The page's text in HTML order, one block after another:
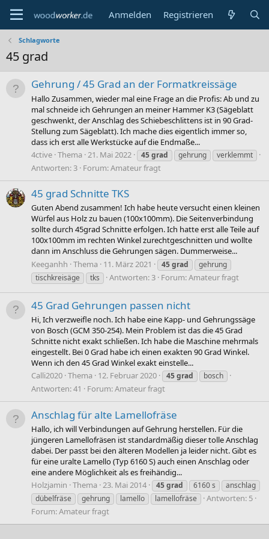
Anmelden Registrieren
Schlagworte
45 grad
Gehrung / 45 Grad an der Formatkreissäge
Hallo Zusammen, wieder mal eine Frage an die Profis: Ab und zu
mal schneide ich Gehrungen an meiner Hammer K3 (Sägeblatt
geschwenkt, der Anschlag des Schiebeschlittens ist in 90 Grad-
Stellung zum Sägeblatt). Ich mache dies eigentlich immer so,
dass ich erst alle Werkstücke auf die Endmaße...
4ctive Thema 21. Mai 2022 45grad gehrung verklemmt
Antworten: 3 Forum:Amateur fragt
45 grad Schnitte TKS
Guten Abend zusammen! Ich habe heute versucht einen kleinen
Würfel aus Holz zu bauen (100x100mm). Die Seitenverbindung
sollte durch 45grad Schnitte erfolgen. Ich hatte erst alle Teile auf
100x100mm im rechten Winkel zurechtgeschnitten und wollte
dann im Anschluss die Gehrungen sägen. Dummerweise...
Keeganhh Thema 11. März 2021 45grad
gehrung
tischkreisäge
tks Antworten: 3 Forum:Amateur fragt
45 Grad Gehrungen passen nicht
Hi, Ich verzweifle noch. Ich habe eine Kapp- und Gehrungssäge
von Bosch (GCM 350-254). Mein Problem ist das die 45 Grad
Schnitte nicht exakt schließen. Ich habe die Maschine mehrmals
eingestellt. Bei 0 Grad habe ich einen exakten 90 Grad Winkel.
Wenn ich den 45 Grad Winkel exakt einstelle...
Calli2020 Thema 12. Februar 2020 45grad bosch
Antworten: 41 Forum:Amateur fragt
Anschlag für alte Lamellofräse
Hallo, ich will Verbindungen auf Gehrung herstellen. Für die
jüngeren Lamellofräsen ist standardmäßig dieser tolle Anschlag
dabei. Der passt bei den älteren Modellen ja leider nicht. Gibt es
für eine uralte Lamello (Typ 6160 S) auch einen Anschlag oder
eine andere Möglichkeit als es freihändig...
Holzjamin Thema 23. Mai 2014 45grad 6160 s
anschlag
dübelfräse
gehrung lamello lamellofräse
Antworten: 5
Forum:Amateur fragt